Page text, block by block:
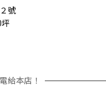
號
坪
給本店！